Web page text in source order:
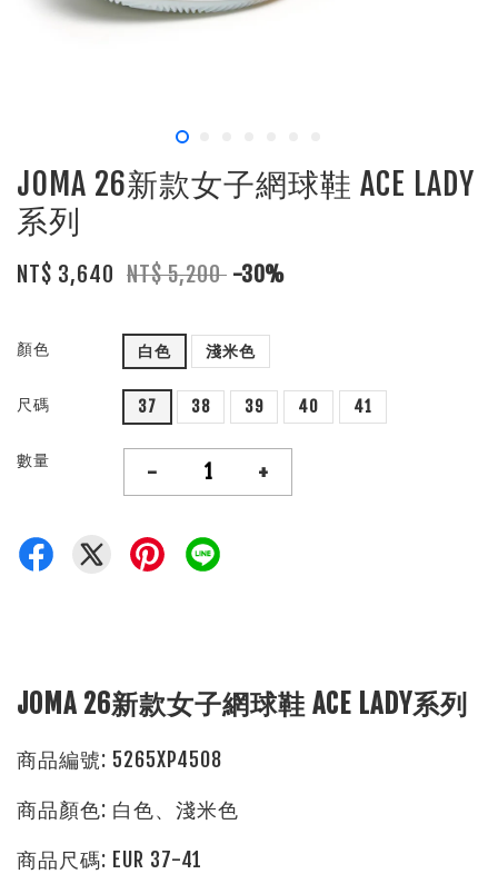
JOMA 26新款女子網球鞋 ACE LADY
系列
NT$ 3,640 NT$ 5,200 -30%
顏色 白色 淺米色
尺碼 37 38 39 40 41
數量 - +
JOMA 26新款女子網球鞋 ACE LADY系列
商品編號: 5265XP4508
商品顏色: 白色、淺米色
商品尺碼: EUR 37-41